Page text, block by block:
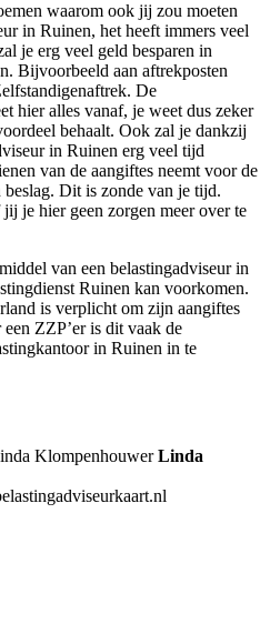
waarom ook jij zou moeten
in Ruinen, het heeft immers veel
je erg veel geld besparen in
Bijvoorbeeld aan aftrekposten
De
hier alles vanaf, je weet dus zeker
behaalt. Ook zal je dankzij
in Ruinen erg veel tijd
van de aangiftes neemt voor de
Dit is zonde van je tijd.
je hier geen zorgen meer over te
van een belastingadviseur in
Ruinen kan voorkomen.
is verplicht om zijn aangiftes
ZZP’er is dit vaak de
in Ruinen in te
Linda